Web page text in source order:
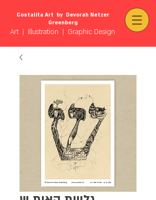
Costalita Art by Devorah Netzer
Greenberg
Art | Illustration | Graphic Design